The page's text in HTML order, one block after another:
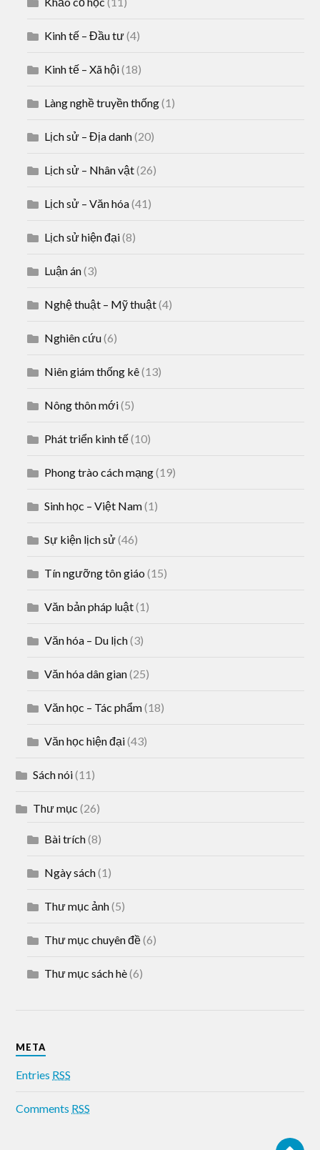
Kinh tế – Đầu tư(4)
Kinh tế – Xã hội(18)
Làng nghề truyền thống(1)
Lịch sử – Địa danh(20)
Lịch sử – Nhân vật(26)
Lịch sử – Văn hóa(41)
Lịch sử hiện đại(8)
Luận án(3)
Nghệ thuật – Mỹ thuật(4)
Nghiên cứu(6)
Niên giám thống kê(13)
Nông thôn mới(5)
Phát triển kinh tế(10)
Phong trào cách mạng(19)
Sinh học – Việt Nam(1)
Sự kiện lịch sử(46)
Tín ngưỡng tôn giáo (15)
Văn bản pháp luật(1)
Văn hóa – Du lịch(3)
Văn hóa dân gian(25)
Văn học – Tác phẩm(18)
Văn học hiện đại(43)
Sách nói(11)
Thư mục (26)
Bài trích(8)
Ngày sách(1)
Thư mục ảnh(5)
Thư mục chuyên đề(6)
Thư mục sách hè(6)
META
Entries RSS
Comments RSS